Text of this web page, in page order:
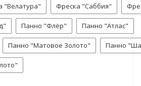
"Велатура" Фреска "Саббия"
Панно "Флёр" Панно "Атлас"
Панно "Матовое Золото" Панно